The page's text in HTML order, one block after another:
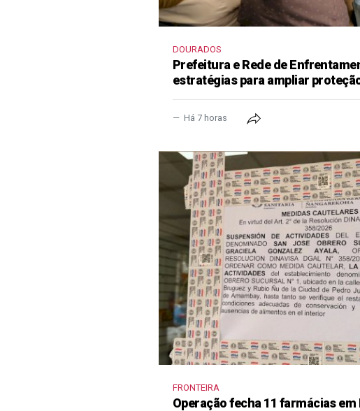
DOURADOS
Prefeitura e Rede de
estratégias para ampliar
Há 7 horas
FRONTEIRA
Operação fecha 11 farmácias